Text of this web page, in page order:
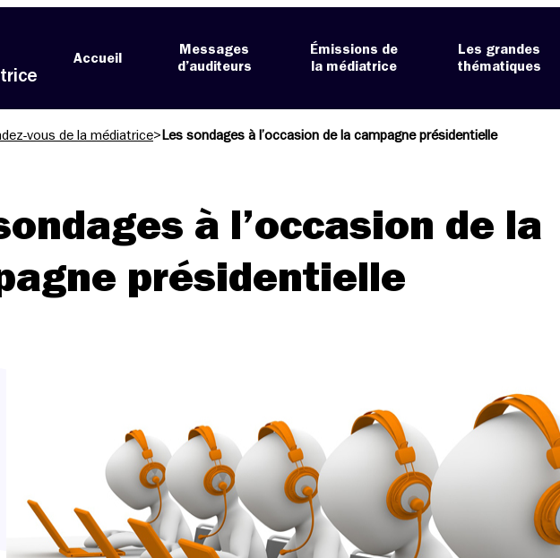
Accueil
Messages
d’auditeurs
Émissions de
la médiatrice
Les grandes
thématiques
vous de la médiatrice> Les sondages à l’occasion de la campagne présidentielle
à l’occasion de la
présidentielle